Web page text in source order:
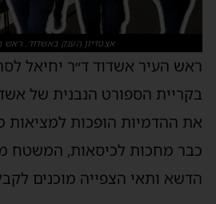
אצטדיון הענק באשדוד. ראש
ראש העיר אשדוד ד״ר יחיאל
בקריית הספורט הנבנית של
את ההדמיות הופכות למציאות
כבר מחכות לכיסאות, המשטח
הדשא ותאי הצפייה מוכנים